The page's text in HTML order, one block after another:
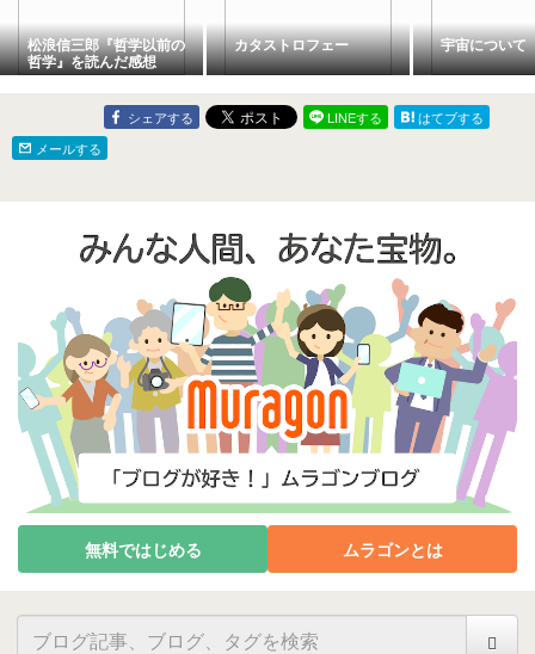
松浪信三郎『哲学以前の
哲学』を読んだ感想
カタストロフェー 宇宙について
シェアする LINEする
はてブする
メールする
無料ではじめる ムラゴンとは